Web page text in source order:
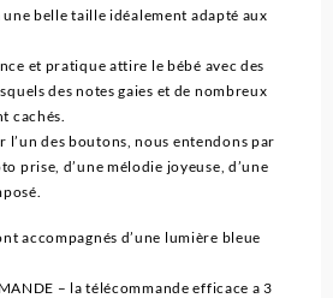
belle taille idéalement adapté aux
et pratique attire le bébé avec des
des notes gaies et de nombreux
cachés.
l’un des boutons, nous entendons par
prise, d’une mélodie joyeuse, d’une
accompagnés d’une lumière bleue
– la télécommande efficace a 3